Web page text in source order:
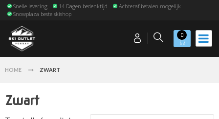
Snelle levering 14 Dagen bedenktijd
Achteraf betalen mogelijk
Snowplaza beste skishop
0
HOME ZWART
Zwart